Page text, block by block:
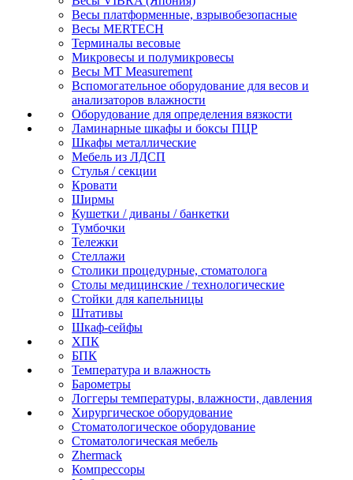
Весы платформенные, взрывобезопасные
Весы MERTECH
Терминалы весовые
Микровесы и полумикровесы
Весы MT Measurement
Вспомогательное оборудование для весов и
анализаторов влажности
Оборудование для определения вязкости
Ламинарные шкафы и боксы ПЦР
Шкафы металлические
Мебель из ЛДСП
Стулья / секции
Кровати
Ширмы
Кушетки / диваны / банкетки
Тумбочки
Тележки
Стеллажи
Столики процедурные, стоматолога
Столы медицинские / технологические
Стойки для капельницы
Штативы
Шкаф-сейфы
ХПК
БПК
Температура и влажность
Барометры
Логгеры температуры, влажности, давления
Хирургическое оборудование
Стоматологическое оборудование
Стоматологическая мебель
Zhermack
Компрессоры